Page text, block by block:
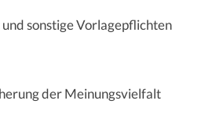
sonstige Vorlagepflichten
der Meinungsvielfalt